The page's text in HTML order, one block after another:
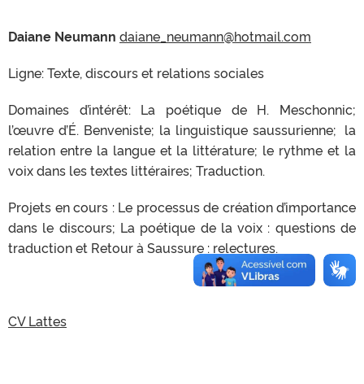
Daiane Neumann daiane_neumann@hotmail.com
Ligne: Texte, discours et relations sociales
Domaines d’intérêt: La poétique de H. Meschonnic;
l’œuvre d’É. Benveniste; la linguistique saussurienne; la
relation entre la langue et la littérature; le rythme et la
voix dans les textes littéraires; Traduction.
Projets en cours : Le processus de création d’importance
dans le discours; La poétique de la voix : questions de
traduction et Retour à Saussure : relectures.
CV Lattes